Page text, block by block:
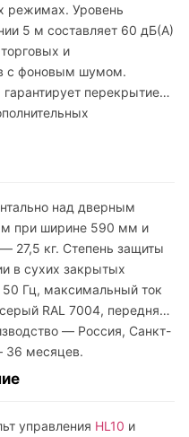
режимах. Уровень
5 м составляет 60 дБ(А)
и
с фоновым шумом.
перекрытие
над дверным
при ширине 590 мм и
27,5 кг. Степень защиты
в сухих закрытых
Гц, максимальный ток
RAL 7004, передняя
— Россия, Санкт-
36 месяцев.
управления HL10 и